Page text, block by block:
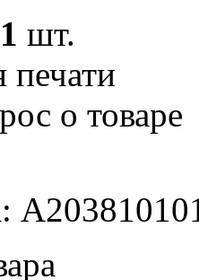
1 шт.
печати
о товаре